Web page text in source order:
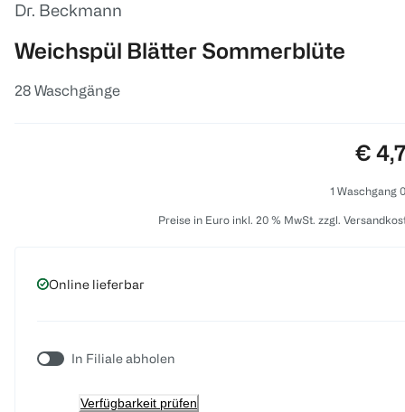
Dr. Beckmann
Weichspül Blätter Sommerblüte
28 Waschgänge
€
1 Waschgang
Preise in Euro inkl. 20 % MwSt. zzgl.
Online lieferbar
In Filiale abholen
Verfügbarkeit prüfen